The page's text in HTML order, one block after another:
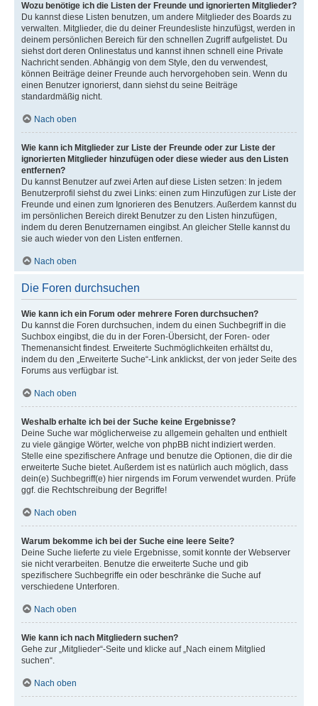
Wozu benötige ich die Listen der Freunde und ignorierten Mitglieder?
Du kannst diese Listen benutzen, um andere Mitglieder des Boards zu
verwalten. Mitglieder, die du deiner Freundesliste hinzufügst, werden in
deinem persönlichen Bereich für den schnellen Zugriff aufgelistet. Du
siehst dort deren Onlinestatus und kannst ihnen schnell eine Private
Nachricht senden. Abhängig von dem Style, den du verwendest,
können Beiträge deiner Freunde auch hervorgehoben sein. Wenn du
einen Benutzer ignorierst, dann siehst du seine Beiträge
standardmäßig nicht.
Nach oben
Wie kann ich Mitglieder zur Liste der Freunde oder zur Liste der
ignorierten Mitglieder hinzufügen oder diese wieder aus den Listen
entfernen?
Du kannst Benutzer auf zwei Arten auf diese Listen setzen: In jedem
Benutzerprofil siehst du zwei Links: einen zum Hinzufügen zur Liste der
Freunde und einen zum Ignorieren des Benutzers. Außerdem kannst du
im persönlichen Bereich direkt Benutzer zu den Listen hinzufügen,
indem du deren Benutzernamen eingibst. An gleicher Stelle kannst du
sie auch wieder von den Listen entfernen.
Nach oben
Die Foren durchsuchen
Wie kann ich ein Forum oder mehrere Foren durchsuchen?
Du kannst die Foren durchsuchen, indem du einen Suchbegriff in die
Suchbox eingibst, die du in der Foren-Übersicht, der Foren- oder
Themenansicht findest. Erweiterte Suchmöglichkeiten erhältst du,
indem du den „Erweiterte Suche“-Link anklickst, der von jeder Seite des
Forums aus verfügbar ist.
Nach oben
Weshalb erhalte ich bei der Suche keine Ergebnisse?
Deine Suche war möglicherweise zu allgemein gehalten und enthielt
zu viele gängige Wörter, welche von phpBB nicht indiziert werden.
Stelle eine spezifischere Anfrage und benutze die Optionen, die dir die
erweiterte Suche bietet. Außerdem ist es natürlich auch möglich, dass
dein(e) Suchbegriff(e) hier nirgends im Forum verwendet wurden. Prüfe
ggf. die Rechtschreibung der Begriffe!
Nach oben
Warum bekomme ich bei der Suche eine leere Seite?
Deine Suche lieferte zu viele Ergebnisse, somit konnte der Webserver
sie nicht verarbeiten. Benutze die erweiterte Suche und gib
spezifischere Suchbegriffe ein oder beschränke die Suche auf
verschiedene Unterforen.
Nach oben
Wie kann ich nach Mitgliedern suchen?
Gehe zur „Mitglieder“-Seite und klicke auf „Nach einem Mitglied
suchen“.
Nach oben